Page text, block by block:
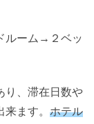
ルーム→２ベッ
り、滞在日数や
ます。 ホテル